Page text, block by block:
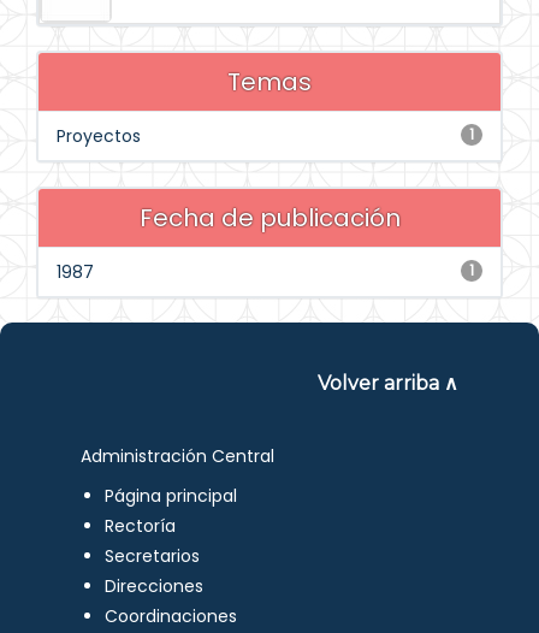
Temas
1
Proyectos
Fecha de publicación
1
1987
Volver arriba ∧
Administración Central
Página principal
Rectoría
Secretarios
Direcciones
Coordinaciones